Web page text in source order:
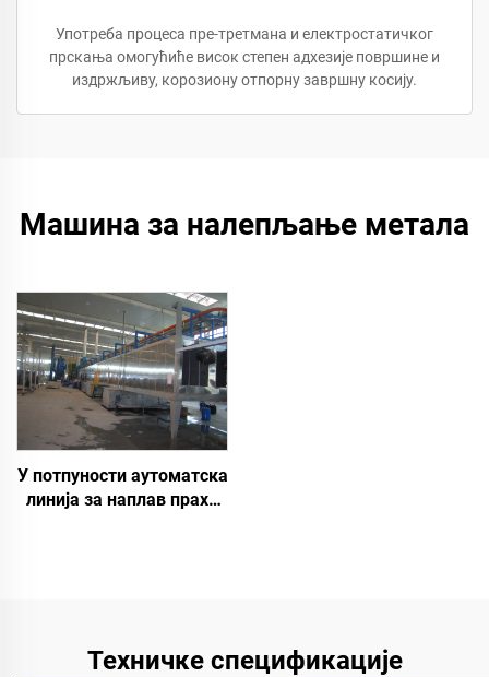
Употреба процеса пре-третмана и електростатичког
прскања омогућиће висок степен адхезије површине и
издржљиву, корозиону отпорну завршну косију.
Машина за налепљање метала
У потпуности аутоматска
линија за наплав праха
Техничке спецификације